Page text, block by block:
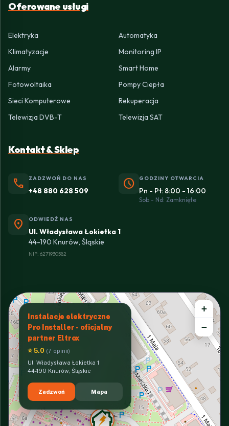
Oferowane usługi
Elektryka
Automatyka
Klimatyzacje
Monitoring IP
Alarmy
Smart Home
Fotowoltaika
Pompy Ciepła
Sieci Komputerowe
Rekuperacja
Telewizja DVB-T
Telewizja SAT
Kontakt & Sklep
phone ZADZWOŃ DO NAS
+48 880 628 509 schedule GODZINY OTWARCIA
Pn - Pt: 8:00 - 16:00
Sob - Nd: Zamknięte
location_on ODWIEDŹ NAS
Ul. Władysława Łokietka 1
44-190 Knurów, Śląskie
NIP: 6271930582
Instalacje elektryczne
Pro Installer - oficjalny
partner Eltrox
⭐ 5.0 (7 opinii)
Ul. Władysława Łokietka 1
44-190 Knurów, Śląskie
Zadzwoń Mapa
+
−